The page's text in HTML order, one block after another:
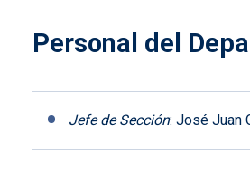
Personal del
Jefe de Sección: José Juan